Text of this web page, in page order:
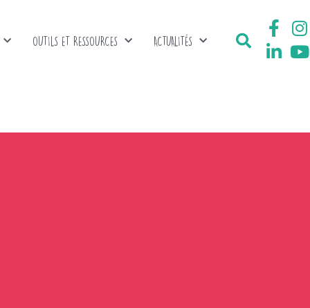
OUTILS ET RESSOURCES ACTUALITÉS